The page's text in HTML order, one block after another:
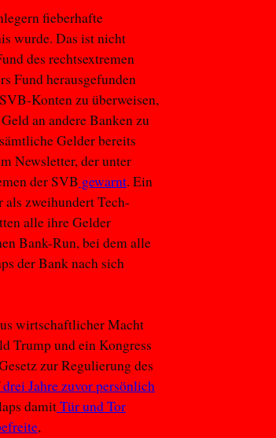
fieberhafte
wurde. Das ist nicht
des rechtsextremen
Fund herausgefunden
Konten zu überweisen,
an andere Banken zu
Gelder bereits
Newsletter, der unter
der SVB gewarnt. Ein
zweihundert Tech-
alle ihre Gelder
Bank-Run, bei dem alle
der Bank nach sich
wirtschaftlicher Macht
Trump und ein Kongress
zur Regulierung des
drei Jahre zuvor persönlich
damitTür und Tor
,